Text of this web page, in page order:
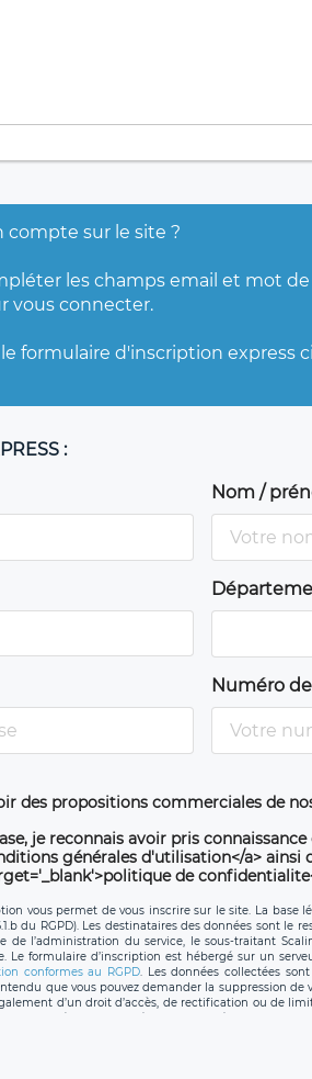
compte sur le site ?
les champs email et mot de
vous connecter.
formulaire d'inscription express
:
Nom /
Numéro
des propositions commerciales de
je reconnais avoir pris
générales d'utilisation</a> ainsi
de
vous permet de vous inscrire sur le site. La base
du RGPD). Les destinataires des données sont le
de l’administration du service, le sous-traitant
Le formulaire d’inscription est hébergé sur un
conformes au RGPD. Les données collectées
que vous pouvez demander la suppression de
d’un droit d’accès, de rectification ou de
d’un droit à la portabilité de vos données. Vous
qui exerce au siège social de LÉGAVOX
Vous avez